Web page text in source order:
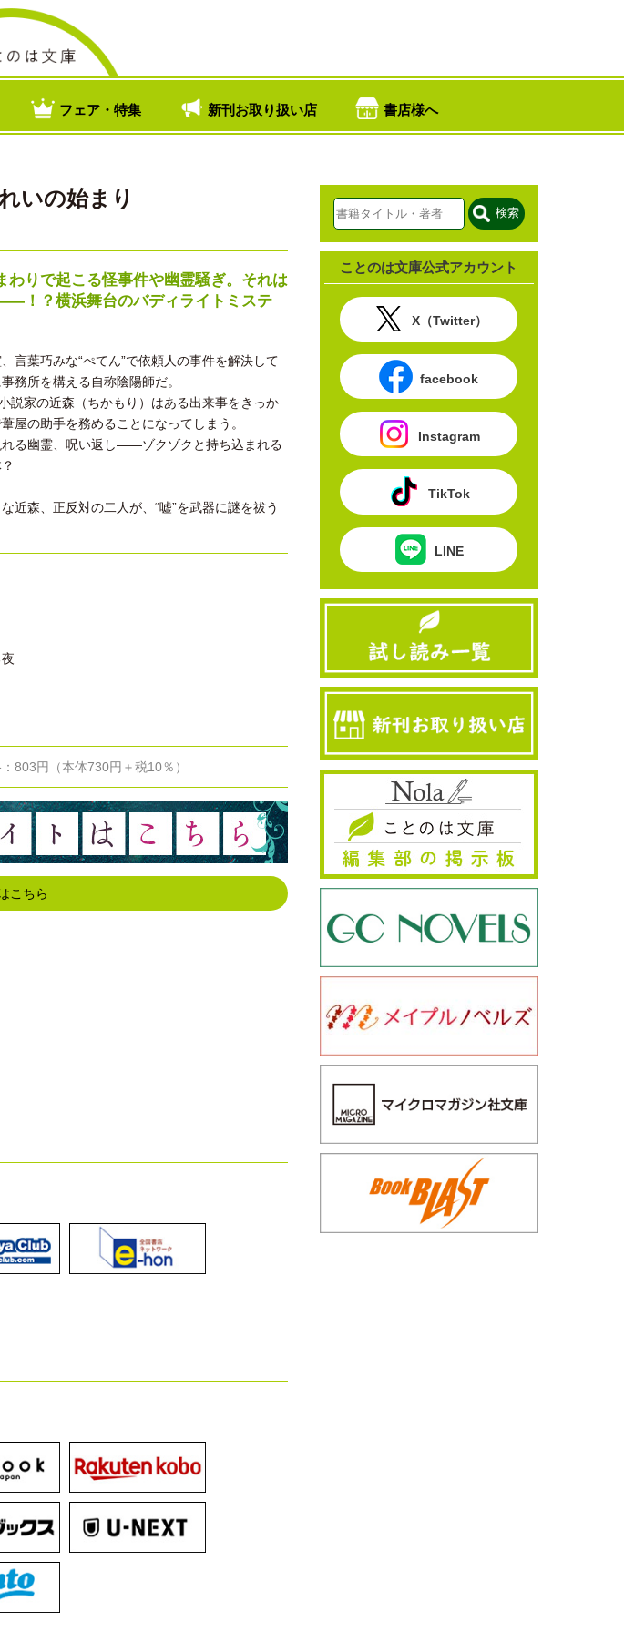
フェア・特集 新刊お取り扱い店 書店様へ
いの始まり
わりで起こる怪事件や幽霊騒ぎ。それは
！？横浜舞台のバディライトミステ
言葉巧みな“ぺてん”で依頼人の事件を解決して
務所を構える自称陰陽師だ。
説家の近森（ちかもり）はある出来事をきっか
屋の助手を務めることになってしまう。
る幽霊、呪い返し――ゾクゾクと持ち込まれる
近森、正反対の二人が、“嘘”を武器に謎を祓う
円（本体730円＋税10％）
こちら
検索
ことのは文庫公式アカウント
X（Twitter）
facebook
Instagram
TikTok
LINE